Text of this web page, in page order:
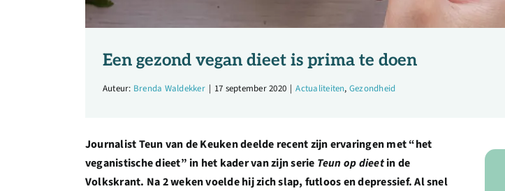
Een gezond vegan dieet is prima te doen
Auteur: Brenda Waldekker | 17 september 2020 | Actualiteiten, Gezondheid
Journalist Teun van de Keuken deelde recent zijn ervaringen met “het
veganistische dieet” in het kader van zijn serie Teun op dieetin de
Volkskrant. Na 2 weken voelde hij zich slap, futloos en depressief. Al snel